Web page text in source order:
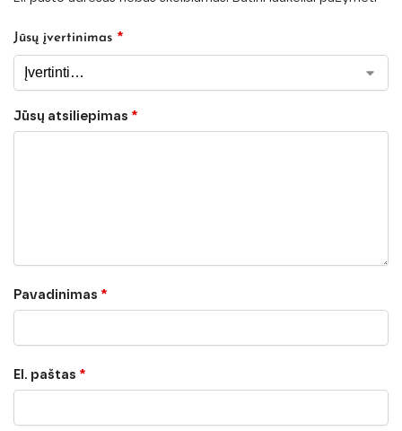
Jūsų įvertinimas *
Jūsų atsiliepimas *
Pavadinimas *
El. paštas *